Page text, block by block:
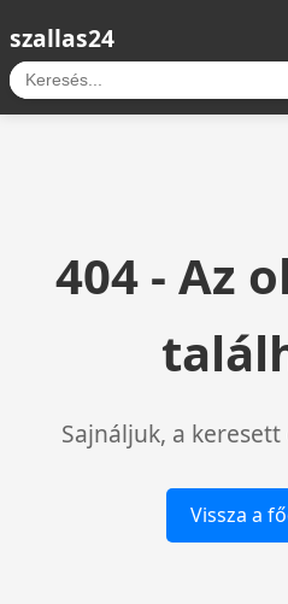
szallas24
404 - Az
Sajnáljuk, a
Vissza a